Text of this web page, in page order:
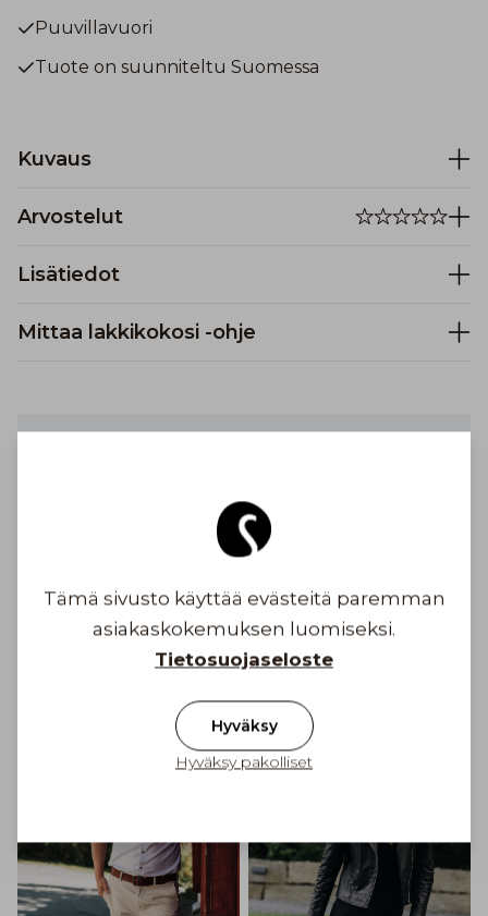
Puuvillavuori
Tuote on suunniteltu Suomessa
Kuvaus
Arvostelut
Lisätiedot
Mittaa lakkikokosi -ohje
Ilmainen toimitus yli 100 € tilauksiin
Toimituskulu alkaen 6,90 €
Inspiroidu
Tämä sivusto käyttää evästeitä paremman
asiakaskokemuksen luomiseksi.
Tietosuojaseloste
Hyväksy
Hyväksy pakolliset